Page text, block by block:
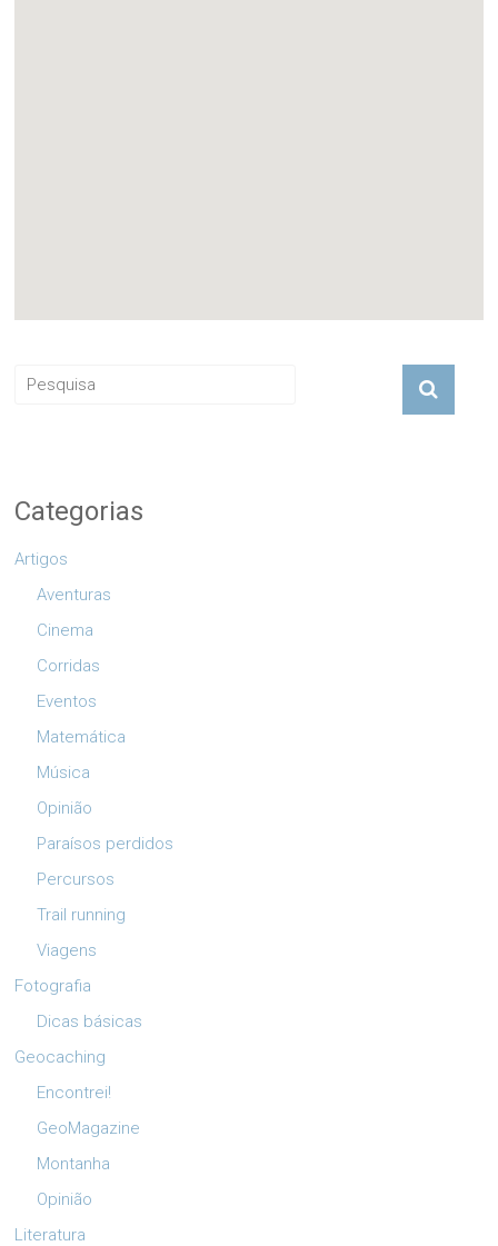
Categorias
Artigos
Aventuras
Cinema
Corridas
Eventos
Matemática
Música
Opinião
Paraísos perdidos
Percursos
Trail running
Viagens
Fotografia
Dicas básicas
Geocaching
Encontrei!
GeoMagazine
Montanha
Opinião
Literatura